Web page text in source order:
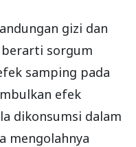
gizi dan
sorgum
samping pada
efek
dikonsumsi dalam
mengolahnya